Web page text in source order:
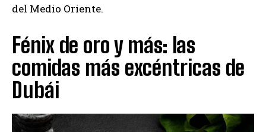
del Medio Oriente.
Fénix de oro y más: las
comidas más excéntricas de
Dubái